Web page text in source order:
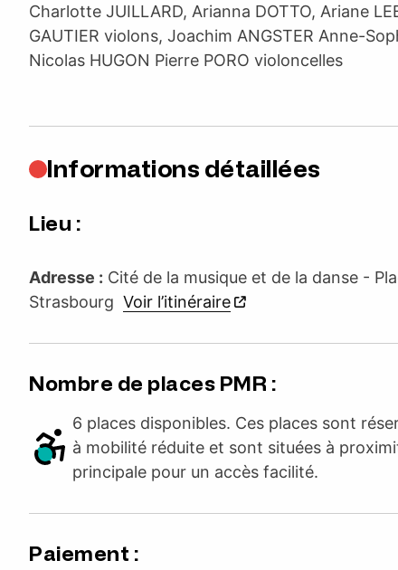
Charlotte JUILLARD, Arianna DOTTO, Ariane
GAUTIER violons, Joachim ANGSTER Anne-
Nicolas HUGON Pierre PORO violoncelles
Informations détaillées
Lieu :
Adresse : Cité de la musique et de la danse -
Strasbourg Voir l’itinéraire
Nombre de places PMR :
6 places disponibles. Ces places sont
à mobilité réduite et sont situées à
principale pour un accès facilité.
Paiement :